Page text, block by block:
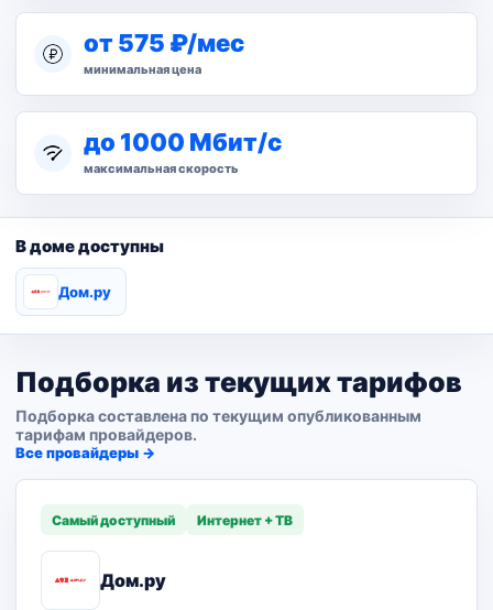
от 575 ₽/мес
минимальная цена
до 1000 Мбит/с
максимальная скорость
В доме доступны
Дом.ру
Подборка из текущих тарифов
Подборка составлена по текущим опубликованным
тарифам провайдеров.
Все провайдеры →
Самый доступный Интернет + ТВ
Дом.ру